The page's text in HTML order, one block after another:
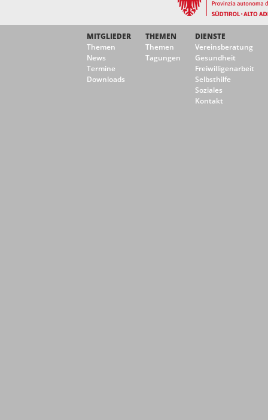
MITGLIEDER
Themen
News
Termine
Downloads
THEMEN
Themen
Tagungen
DIENSTE
Vereinsberatung
Gesundheit
Freiwilligenarbeit
Selbsthilfe
Soziales
Kontakt